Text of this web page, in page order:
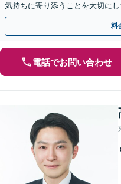
気持ちに寄り添うことを大切に
階でもご相談ください。
料
電話でお問い合わせ